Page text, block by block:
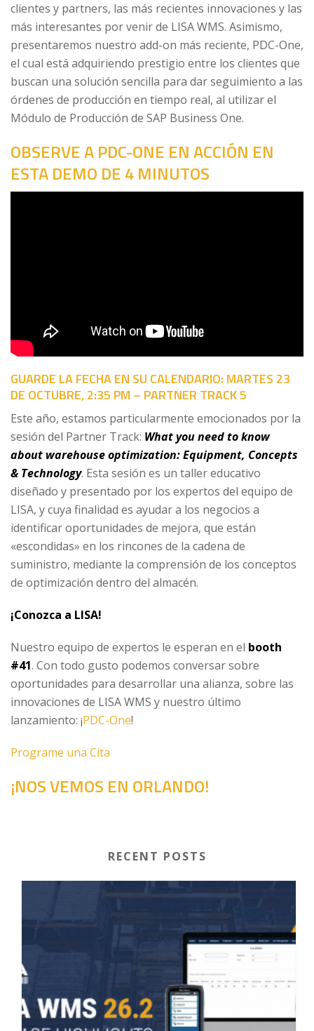
clientes y partners, las más recientes innovaciones y las
más interesantes por venir de LISA WMS. Asimismo,
presentaremos nuestro add-on más reciente, PDC-One,
el cual está adquiriendo prestigio entre los clientes que
buscan una solución sencilla para dar seguimiento a las
órdenes de producción en tiempo real, al utilizar el
Módulo de Producción de SAP Business One.
OBSERVE A PDC-ONE EN ACCIÓN EN
ESTA DEMO DE 4 MINUTOS
GUARDE LA FECHA EN SU CALENDARIO: MARTES 23
DE OCTUBRE, 2:35 PM – PARTNER TRACK 5
Este año, estamos particularmente emocionados por la
sesión del Partner Track: What you need to know
about warehouse optimization: Equipment, Concepts
& Technology. Esta sesión es un taller educativo
diseñado y presentado por los expertos del equipo de
LISA, y cuya finalidad es ayudar a los negocios a
identificar oportunidades de mejora, que están
«escondidas» en los rincones de la cadena de
suministro, mediante la comprensión de los conceptos
de optimización dentro del almacén.
¡Conozca a LISA!
Nuestro equipo de expertos le esperan en el booth
#41. Con todo gusto podemos conversar sobre
oportunidades para desarrollar una alianza, sobre las
innovaciones de LISA WMS y nuestro último
lanzamiento: ¡PDC-One!
Programe una Cita
¡NOS VEMOS EN ORLANDO!
RECENT POSTS